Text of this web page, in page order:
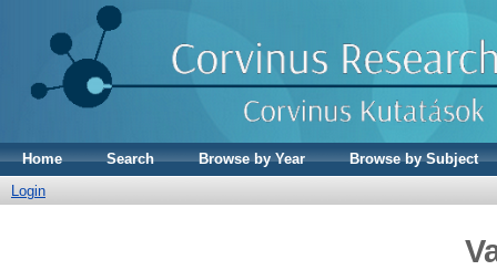
Home Search Browse by Year
Browse by Subject
Login